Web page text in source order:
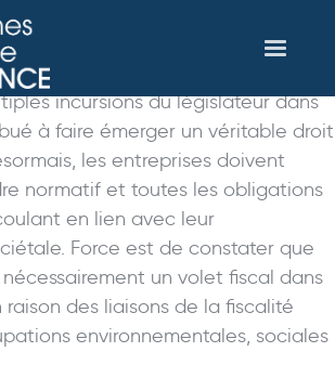
sociale des entreprises (RSE) trouve
la démarche volontaire de ces
aux enjeux sociétaux.
incursions du législateur dans
à faire émerger un véritable droit
les entreprises doivent
normatif et toutes les obligations
en lien avec leur
Force est de constater que
un volet fiscal dans
des liaisons de la fiscalité
environnementales, sociales